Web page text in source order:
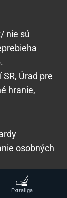
nie sú
SR, Úrad pre
hranie,
osobných
Extraliga